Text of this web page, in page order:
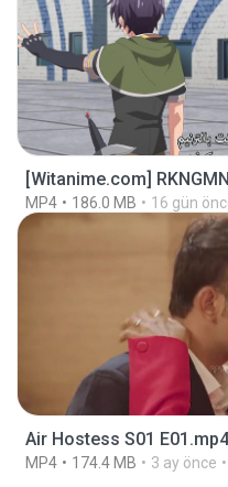
[Witanime.com]
MP4 186.0 MB 16 gün
Air Hostess S01 E01.mp4
MP4 174.4 MB 3 ay önce